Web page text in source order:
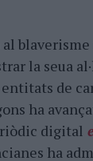
al
la seua
de
ha
digital
ha